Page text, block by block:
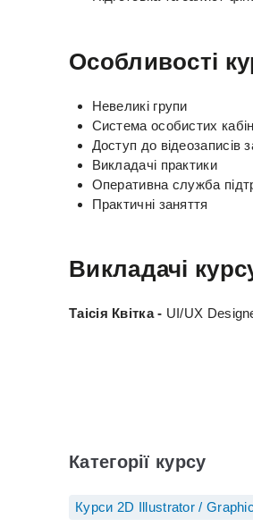
Особливості
Невеликі групи
Система особистих
Доступ до відеозаписів
Викладачі практики
Оперативна служба
Практичні заняття
Викладачі
Таісія Квітка - UI/UX
Категорії курсу
Курси 2D Illustrator /